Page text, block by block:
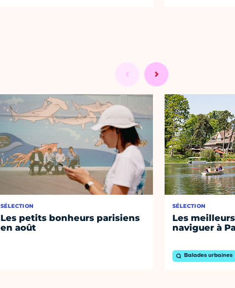
SÉLECTION
Les petits bonheurs parisiens
en août
SÉLECTION
Les
naviguer à
Balades urbaines